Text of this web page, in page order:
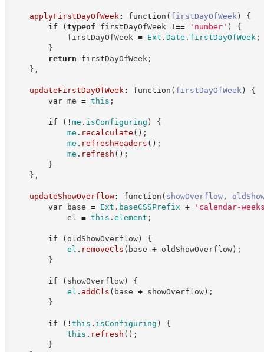
applyFirstDayOfWeek : function ( firstDayOfWeek )
{
if
(typeof firstDayOfWeek !== ' number ' )
{
firstDayOfWeek = Ext .Date . firstDayOfWeek ;
}
return firstDayOfWeek ;
} ,
updateFirstDayOfWeek : function ( firstDayOfWeek )
{
var me = this ;
if ( !me . isConfiguring )
{
me . recalculate ( ) ;
me . refreshHeaders ( ) ;
me . refresh ( ) ;
}
} ,
updateShowOverflow: function ( showOverflow ,
var base = Ext . baseCSSPrefix + ' calendar-
el = this .element ;
if ( oldShowOverflow)
{
el . removeCls ( base + oldShowOverflow) ;
}
if ( showOverflow)
{
el . addCls ( base + showOverflow) ;
}
if ( !this . isConfiguring )
{
this . refresh ( ) ;
}